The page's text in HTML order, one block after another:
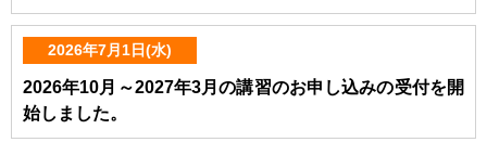
2026年7月1日(水)
2026年10月～2027年3月の講習のお申し込みの受付を開
始しました。